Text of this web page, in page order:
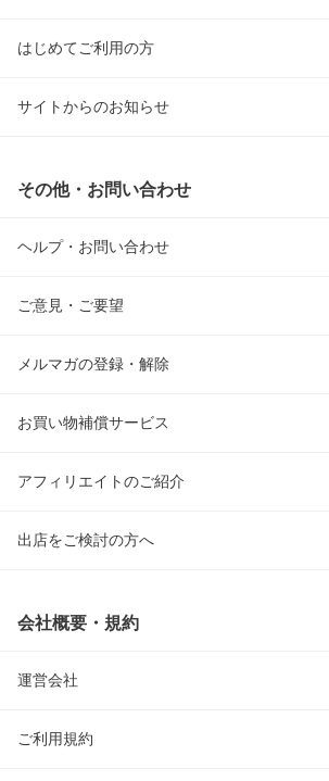
はじめてご利用の方
サイトからのお知らせ
その他・お問い合わせ
ヘルプ・お問い合わせ
ご意見・ご要望
メルマガの登録・解除
お買い物補償サービス
アフィリエイトのご紹介
出店をご検討の方へ
会社概要・規約
運営会社
ご利用規約